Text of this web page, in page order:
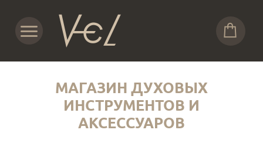
МАГАЗИН ДУХОВЫХ
ИНСТРУМЕНТОВ И
АКСЕССУАРОВ